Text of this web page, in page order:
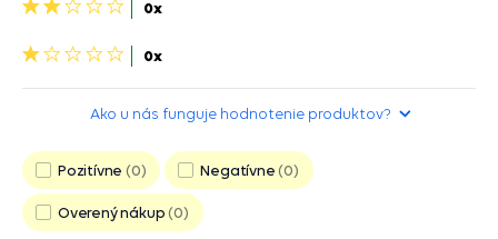
2
0x
1
0x
Ako u nás funguje hodnotenie produktov?
Pozitívne 0 Negatívne 0
Overený nákup 0